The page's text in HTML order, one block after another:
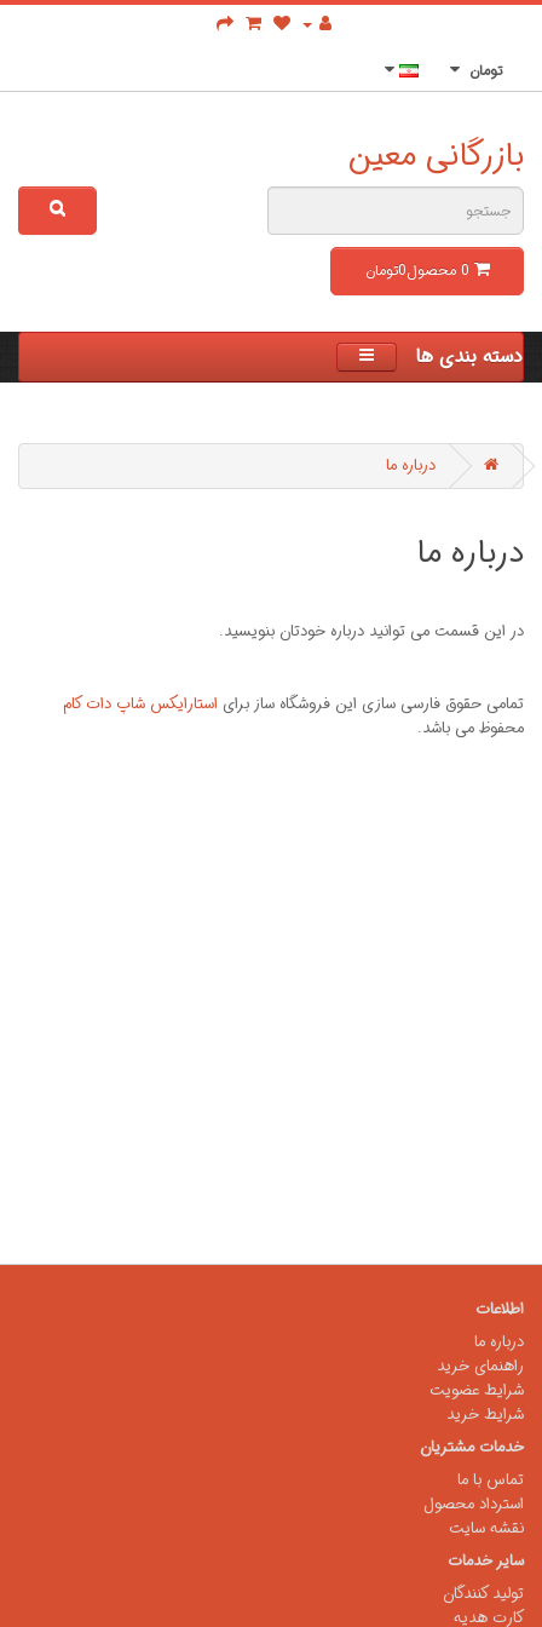
تومان
بازرگانی معین
0 محصول0تومان
دسته بندی ها
درباره ما
درباره ما
در این قسمت می توانید درباره خودتان بنویسید.
تمامی حقوق فارسی سازی این فروشگاه ساز برای استارایکس شاپ دات کام
محفوظ می باشد.
اطلاعات
درباره ما
راهنمای خرید
شرایط عضویت
شرایط خرید
خدمات مشتریان
تماس با ما
استرداد محصول
نقشه سایت
سایر خدمات
تولید کنندگان
کارت هدیه